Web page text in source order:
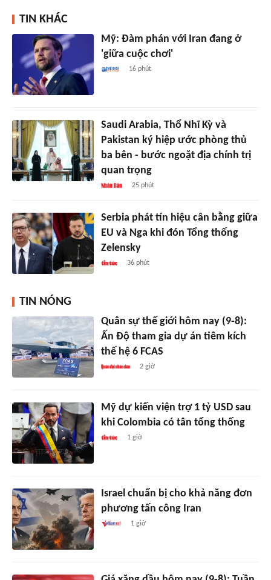
TIN KHÁC
Mỹ: Đàm phán với Iran đang ở
'giữa cuộc chơi'
16 phút
Saudi Arabia, Thổ Nhĩ Kỳ và
Pakistan ký hiệp ước phòng thủ
ba bên - bước ngoặt địa chính trị
quan trọng
25 phút
Serbia phát tín hiệu cân bằng giữa
EU và Nga khi đón Tổng thống
Zelensky
36 phút
TIN NÓNG
Quân sự thế giới hôm nay (9-8):
Ấn Độ tham gia dự án tiêm kích
thế hệ 6 FCAS
2 giờ
Mỹ dự kiến viện trợ 1 tỷ USD sau
khi Colombia có tân tổng thống
1 giờ
Israel chuẩn bị cho khả năng đơn
phương tấn công Iran
1 giờ